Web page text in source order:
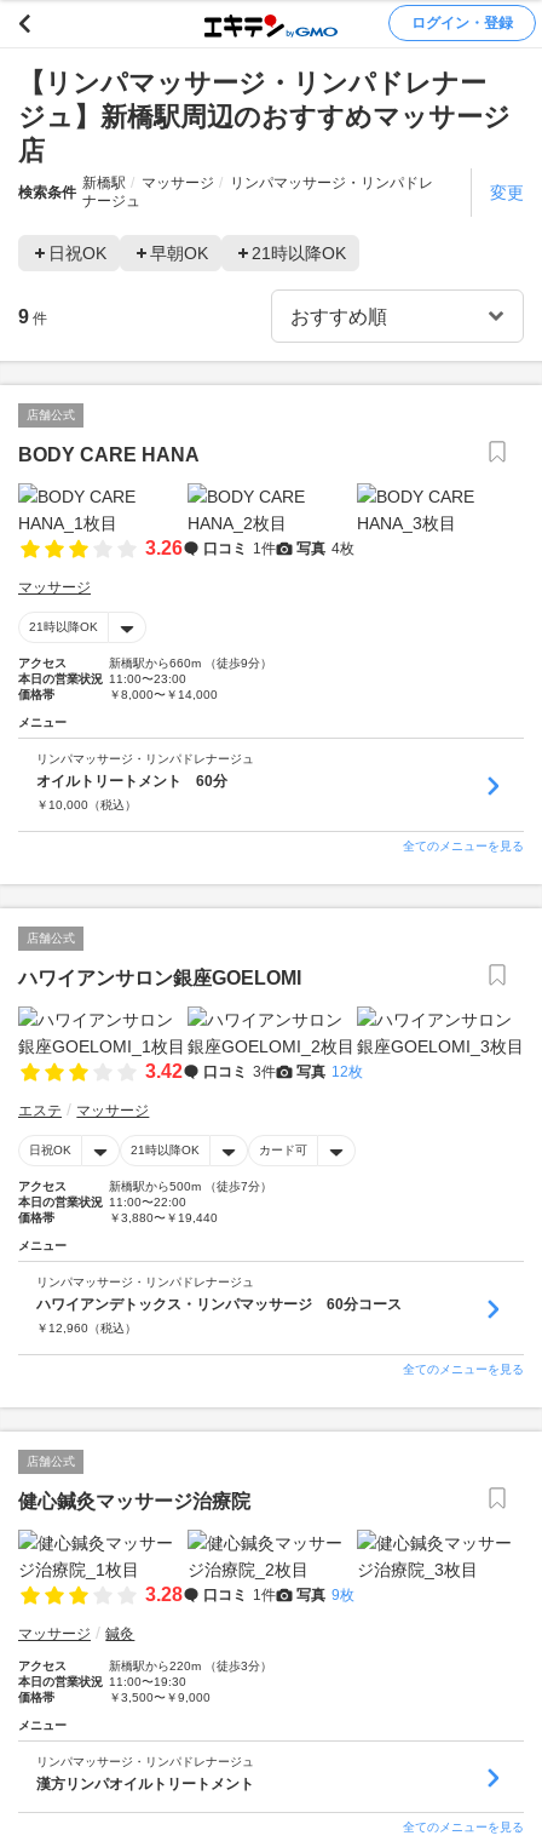
ログイン・登録
【リンパマッサージ・リンパドレナー
ジュ】新橋駅周辺のおすすめマッサージ
店
検索条件
新橋駅 マッサージ
リンパマッサージ・リンパドレ
ナージュ
変更
日祝OK 早朝OK 21時以降OK
9 件
店舗公式
BODY CARE HANA
3.26 口コミ 1件 写真 4枚
マッサージ
21時以降OK
アクセス
新橋駅から660m （徒歩9分）
本日の営業状況 11:00〜23:00
価格帯
￥8,000〜￥14,000
メニュー
リンパマッサージ・リンパドレナージュ
オイルトリートメント 60分
￥ 10,000 （税込）
全てのメニューを見る
店舗公式
ハワイアンサロン銀座GOELOMI
3.42 口コミ 3件 写真 12枚
エステ マッサージ
日祝OK 21時以降OK カード可
アクセス
新橋駅から500m （徒歩7分）
本日の営業状況 11:00〜22:00
価格帯
￥3,880〜￥19,440
メニュー
リンパマッサージ・リンパドレナージュ
ハワイアンデトックス・リンパマッサージ 60分コース
￥ 12,960 （税込）
全てのメニューを見る
店舗公式
健心鍼灸マッサージ治療院
3.28 口コミ 1件 写真 9枚
マッサージ 鍼灸
アクセス
新橋駅から220m （徒歩3分）
本日の営業状況 11:00〜19:30
価格帯
￥3,500〜￥9,000
メニュー
リンパマッサージ・リンパドレナージュ
漢方リンパオイルトリートメント
全てのメニューを見る